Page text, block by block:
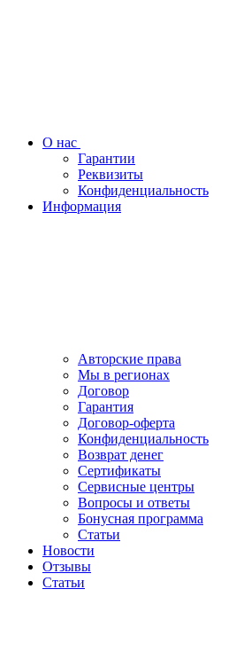
О нас
Гарантии
Реквизиты
Конфиденциальность
Информация
Авторские права
Мы в регионах
Договор
Гарантия
Договор-оферта
Конфиденциальность
Возврат денег
Сертификаты
Сервисные центры
Вопросы и ответы
Бонусная программа
Статьи
Новости
Отзывы
Статьи